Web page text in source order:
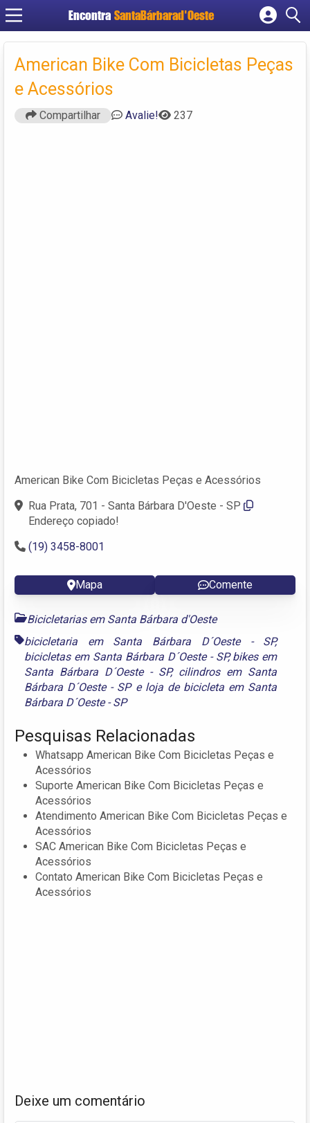
Encontra SantaBárbarad'Oeste
Cadastrar empresa
Criar conta
American Bike Com Bicicletas Peças
e Acessórios
Compartilhar Avalie! 237
American Bike Com Bicicletas Peças e Acessórios
Rua Prata, 701 - Santa Bárbara D'Oeste - SP
Endereço copiado!
(19) 3458-8001
Mapa Comente
Bicicletarias em Santa Bárbara d'Oeste
bicicletaria em Santa Bárbara D´Oeste - SP,
bicicletas em Santa Bárbara D´Oeste - SP,bikes em
Santa Bárbara D´Oeste - SP, cilindros em Santa
Bárbara D´Oeste - SPe loja de bicicleta em Santa
Bárbara D´Oeste - SP
Pesquisas Relacionadas
Whatsapp American Bike Com Bicicletas Peças e
Acessórios
Suporte American Bike Com Bicicletas Peças e
Acessórios
Atendimento American Bike Com Bicicletas Peças e
Acessórios
SAC American Bike Com Bicicletas Peças e
Acessórios
Contato American Bike Com Bicicletas Peças e
Acessórios
Deixe um comentário